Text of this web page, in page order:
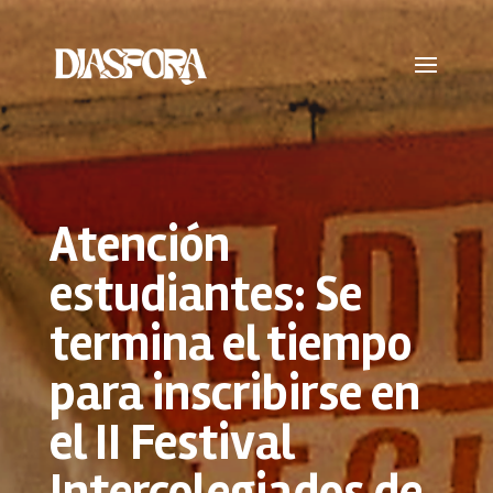
Atención
estudiantes: Se
termina el tiempo
para inscribirse en
el II Festival